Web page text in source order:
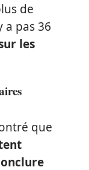
de
a pas 36
les
que